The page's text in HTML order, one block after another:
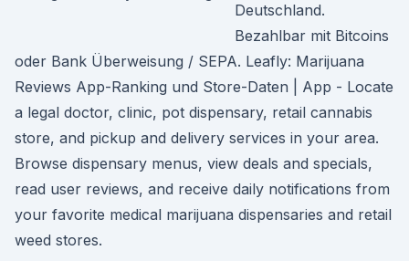
Deutschland.
Bezahlbar mit Bitcoins
oder Bank Überweisung / SEPA. Leafly: Marijuana
Reviews App-Ranking und Store-Daten | App - Locate
a legal doctor, clinic, pot dispensary, retail cannabis
store, and pickup and delivery services in your area.
Browse dispensary menus, view deals and specials,
read user reviews, and receive daily notifications from
your favorite medical marijuana dispensaries and retail
weed stores.